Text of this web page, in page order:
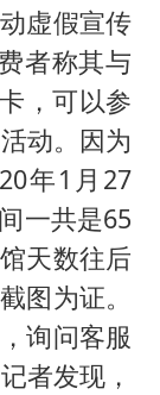
虚假宣传
者称其与
，可以参
动。因为
年1月27
一共是65
天数往后
图为证。
询问客服
者发现，